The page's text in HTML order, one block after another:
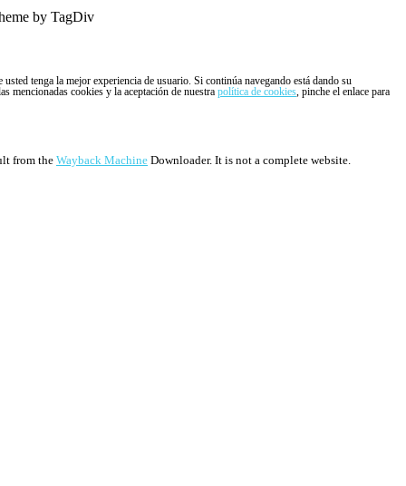
by TagDiv
tenga la mejor experiencia de usuario. Si continúa navegando está dando su
mencionadas cookies y la aceptación de nuestra política de cookies, pinche el enlace para
from the Wayback Machine Downloader. It is not a complete website.